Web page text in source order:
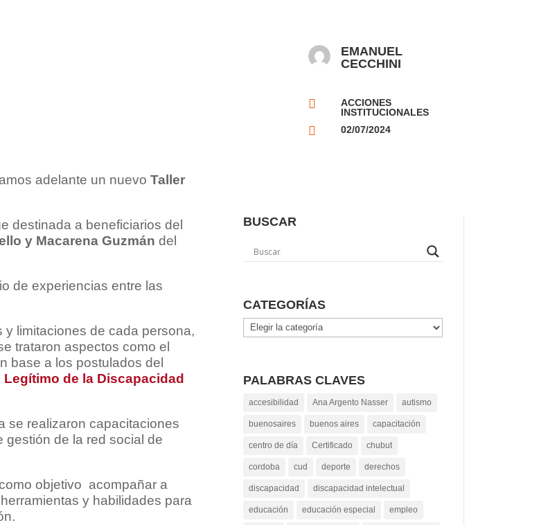
EMANUEL
CECCHINI

ACCIONES
INSTITUCIONALES
 02/07/2024
adelante un nuevoTaller
destinada a beneficiarios del
y Macarena Guzmán del
de experiencias entre las
limitaciones de cada persona,
trataron aspectos como el
base a los postulados del
de la Discapacidad
se realizaron capacitaciones
gestión de la red social de
objetivo acompañar a
y habilidades para
BUSCAR
CATEGORÍAS
Categorías
PALABRAS CLAVES
accesibilidad Ana Argento Nasser autismo
buenosaires buenos aires capacitación
centro de día Certificado chubut
cordoba cud deporte derechos
discapacidad discapacidad intelectual
educación educación especial empleo